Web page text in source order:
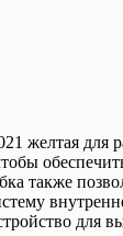
желтая
также
для